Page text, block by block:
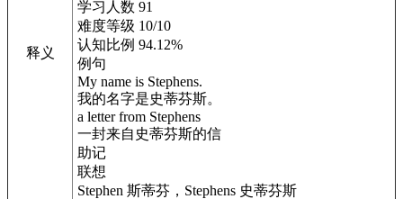
释义
学习人数 91
难度等级 10/10
认知比例 94.12%
例句
My name is Stephens.
我的名字是史蒂芬斯。
a letter from Stephens
一封来自史蒂芬斯的信
助记
联想
Stephen 斯蒂芬，Stephens 史蒂芬斯